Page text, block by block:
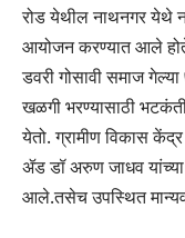
रोड येथील नाथनगर येथे
आयोजन करण्यात आले
डवरी गोसावी समाज गेल्या
खळगी भरण्यासाठी
येतो. ग्रामीण विकास
ॲड डॉ अरुण जाधव
आले.तसेच उपस्थित